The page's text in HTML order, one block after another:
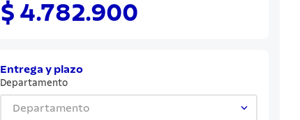
$ 4.782.900
Entrega y plazo
Departamento
Departamento